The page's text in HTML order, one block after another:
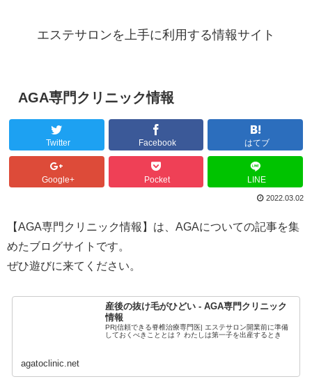
エステサロンを上手に利用する情報サイト
AGA専門クリニック情報
Twitter Facebook はてブ
Google+ Pocket LINE
2022.03.02
【AGA専門クリニック情報】は、AGAについての記事を集
めたブログサイトです。
ぜひ遊びに来てください。
産後の抜け毛がひどい - AGA専門クリニック
情報
PR|信頼できる脊椎治療専門医| エステサロン開業前に準備
しておくべきこととは？ わたしは第一子を出産するとき
agatoclinic.net